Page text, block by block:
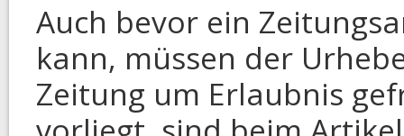
Auch bevor ein
kann, müssen der
Zeitung um Erlaubnis